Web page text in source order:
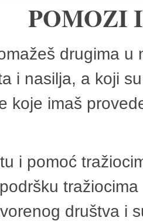
POMOZI
drugima
i nasilja, a koji
koje imaš
i pomoć
društva i